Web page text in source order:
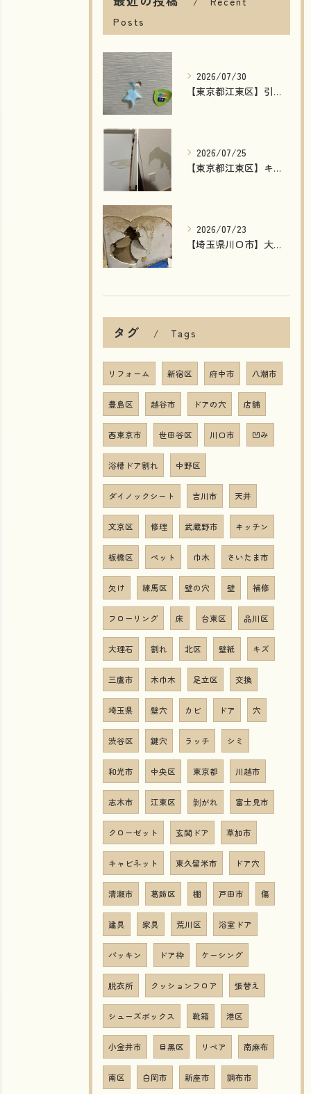
Posts
2026/07/30
【東京都江東区】引き戸の穴補修｜模様付き建具もリペアで自然な仕上がり！費用削減・短納期で対応
2026/07/25
【東京都江東区】キッチンカウンター下・玄関の壁剥がれを補修｜石膏ボードから丁寧に修復した施工事例
2026/07/23
【埼玉県川口市】大型店舗の壁穴補修｜湿気で劣化した壁を石膏ボード交換で原状回復！
タグ Tags
リフォーム 新宿区 府中市 八潮市
豊島区 越谷市 ドアの穴 店舗
西東京市 世田谷区 川口市 凹み
浴槽ドア割れ 中野区
ダイノックシート 吉川市 天井
文京区 修理 武蔵野市 キッチン
板橋区 ペット 巾木 さいたま市
欠け 練馬区 壁の穴 壁 補修
フローリング 床 台東区 品川区
大理石 割れ 北区 壁紙 キズ
三鷹市 木巾木 足立区 交換
埼玉県 壁穴 カビ ドア 穴
渋谷区 鍵穴 ラッチ シミ
和光市 中央区 東京都 川越市
志木市 江東区 剝がれ 富士見市
クローゼット 玄関ドア 草加市
キャビネット 東久留米市 ドア穴
清瀬市 葛飾区 棚 戸田市 傷
建具 家具 荒川区 浴室ドア
パッキン ドア枠 ケーシング
脱衣所 クッションフロア 張替え
シューズボックス 靴箱 港区
小金井市 目黒区 リペア 南麻布
南区 白岡市 新座市 調布市